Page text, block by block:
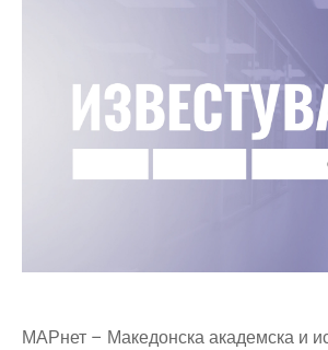
МАРнет – Македонска академска и